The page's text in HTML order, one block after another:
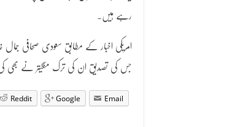
رہے ہیں۔
امریکی اخبار کے مطابق سعودی صحافی
جس کی تصدیق ان کی ترک منگیتر نے بھی
Reddit Google Email